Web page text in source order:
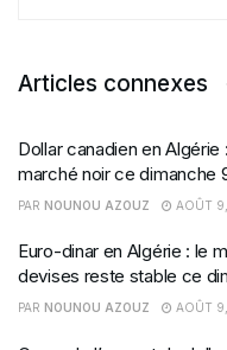
Articles connexes
Dollar canadien en
marché noir ce dimanche
PAR NOUNOU AZOUZ AOÛT
Euro-dinar en Algérie : le
devises reste stable ce
PAR NOUNOU AZOUZ AOÛT